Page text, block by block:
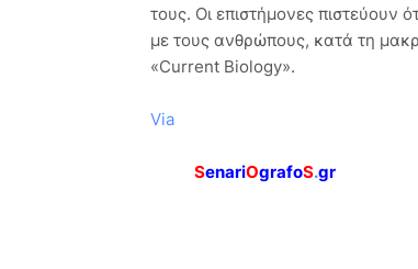
τους. Οι επιστήμονες πιστεύουν
με τους ανθρώπους, κατά τη
«Current Biology».
Via
SenariOgrafoS.gr